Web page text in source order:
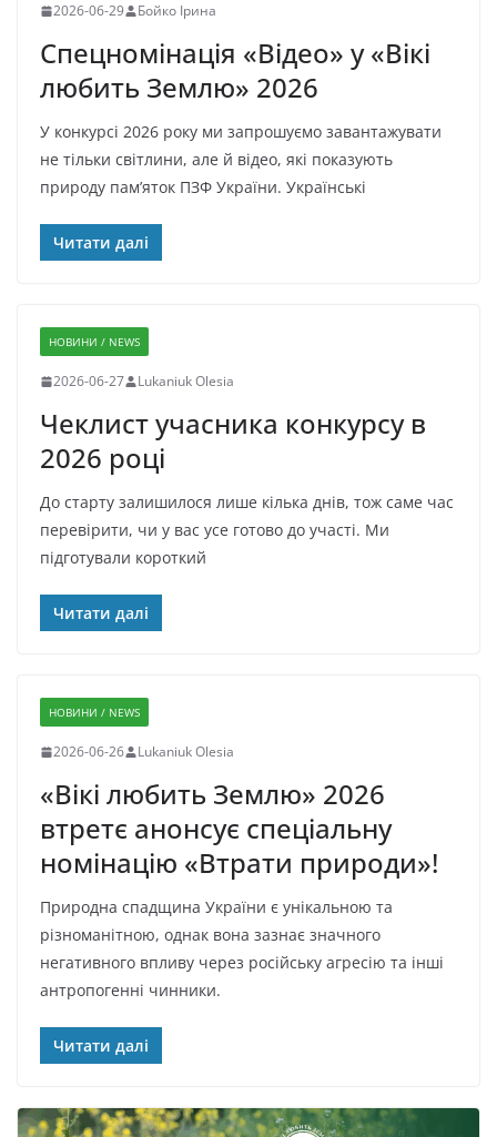
2026-06-29 Бойко Ірина
Спецномінація «Відео» у «Вікі
любить Землю» 2026
У конкурсі 2026 року ми запрошуємо завантажувати
не тільки світлини, але й відео, які показують
природу пам’яток ПЗФ України. Українські
Читати далі
НОВИНИ / NEWS
2026-06-27 Lukaniuk Olesia
Чеклист учасника конкурсу в
2026 році
До старту залишилося лише кілька днів, тож саме час
перевірити, чи у вас усе готово до участі. Ми
підготували короткий
Читати далі
НОВИНИ / NEWS
2026-06-26 Lukaniuk Olesia
«Вікі любить Землю» 2026
втретє анонсує спеціальну
номінацію «Втрати природи»!
Природна спадщина України є унікальною та
різноманітною, однак вона зазнає значного
негативного впливу через російську агресію та інші
антропогенні чинники.
Читати далі